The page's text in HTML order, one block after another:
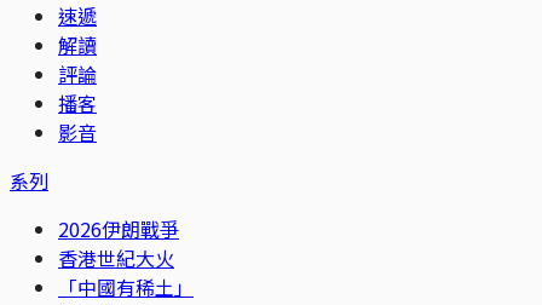
速遞
解讀
評論
播客
影音
系列
2026伊朗戰爭
香港世紀大火
「中國有稀土」